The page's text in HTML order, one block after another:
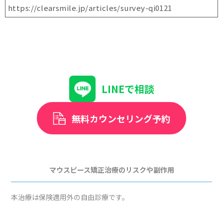
https://clearsmile.jp/articles/survey-qi0121
LINEで相談
無料カウンセリング予約
マウスピース矯正治療のリスクや副作用
本治療は保険適用外の自由診療です。